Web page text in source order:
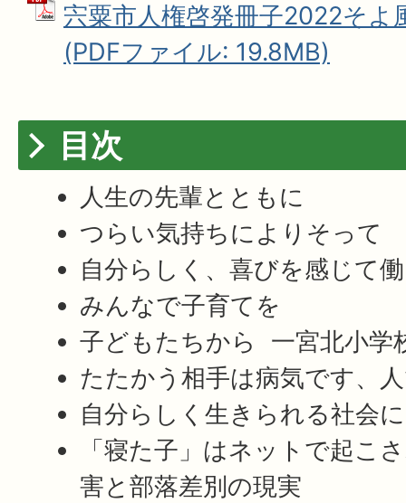
宍粟市人権啓発冊子2022そよ
(PDFファイル: 19.8MB)
目次
人生の先輩とともに
つらい気持ちによりそって
自分らしく、喜びを感じて
みんなで子育てを
子どもたちから 一宮北小学
たたかう相手は病気です、
自分らしく生きられる社会に
「寝た子」はネットで起こ
害と部落差別の現実